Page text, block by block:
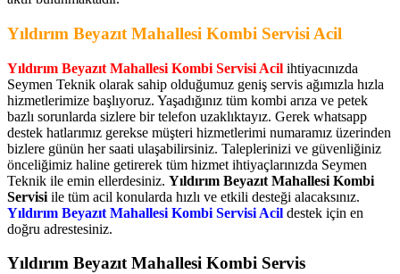
Yıldırım Beyazıt Mahallesi Kombi Servisi Acil
Yıldırım Beyazıt Mahallesi Kombi Servisi Acil ihtiyacınızda
Seymen Teknik olarak sahip olduğumuz geniş servis ağımızla hızla
hizmetlerimize başlıyoruz. Yaşadığınız tüm kombi arıza ve petek
bazlı sorunlarda sizlere bir telefon uzaklıktayız. Gerek whatsapp
destek hatlarımız gerekse müşteri hizmetlerimi numaramız üzerinden
bizlere günün her saati ulaşabilirsiniz. Taleplerinizi ve güvenliğiniz
önceliğimiz haline getirerek tüm hizmet ihtiyaçlarınızda Seymen
Teknik ile emin ellerdesiniz. Yıldırım Beyazıt Mahallesi Kombi
Servisi ile tüm acil konularda hızlı ve etkili desteği alacaksınız.
Yıldırım Beyazıt Mahallesi Kombi Servisi Acil destek için en
doğru adrestesiniz.
Yıldırım Beyazıt Mahallesi Kombi Servis